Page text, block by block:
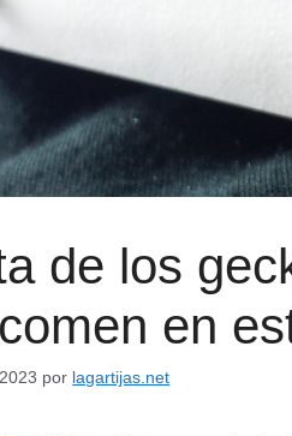
de los
en
por lagartijas.net